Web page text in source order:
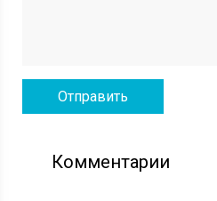
Комментарии